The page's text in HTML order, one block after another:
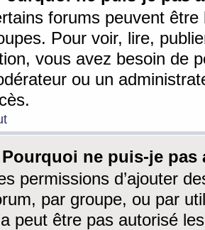
forums peuvent être
Pour voir, lire,
vous avez besoin de
ou un
Pourquoi ne puis-je
permissions d’ajouter
par groupe, ou par
peut être pas autorisé